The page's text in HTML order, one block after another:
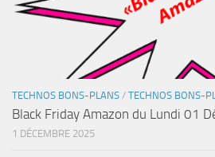
TECHNOS BONS-PLANS / TECHNOS BONS-
Black Friday Amazon du Lundi 01
1 DÉCEMBRE 2025